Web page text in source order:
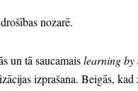
nozarē.
un tā saucamaislearning by
izprašana. Beigās, kad